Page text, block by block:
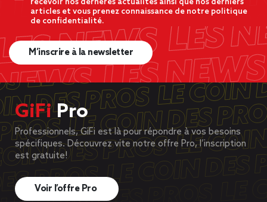
recevoir nos dernères actualités ainsi que nos derniers
articles et vous prenez connaissance de notre politique
de confidentialité.
M’inscrire à la newsletter
GiFiPro
Professionnels, GiFi est là pour répondre à vos besoins
spécifiques. Découvrez vite notre offre Pro, l’inscription
est gratuite!
Voir l’offre Pro